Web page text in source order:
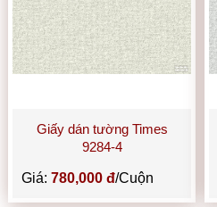
Giấy dán tường Times
9284-4
Giá:780,000 đ/Cuộn